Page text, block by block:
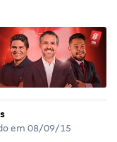
em 08/09/15